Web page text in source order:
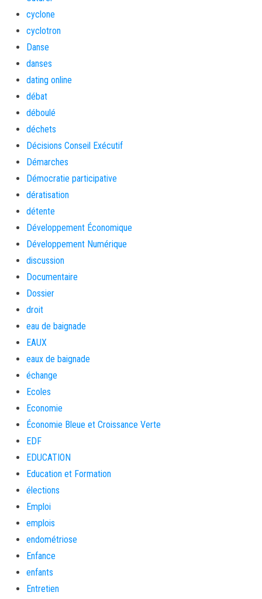
cyclone
cyclotron
Danse
danses
dating online
débat
déboulé
déchets
Décisions Conseil Exécutif
Démarches
Démocratie participative
dératisation
détente
Développement Économique
Développement Numérique
discussion
Documentaire
Dossier
droit
eau de baignade
EAUX
eaux de baignade
échange
Ecoles
Economie
Économie Bleue et Croissance Verte
EDF
EDUCATION
Education et Formation
élections
Emploi
emplois
endométriose
Enfance
enfants
Entretien